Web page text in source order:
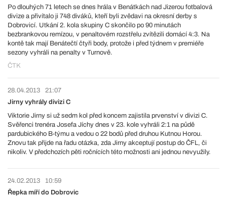
Po dlouhých 71 letech se dnes hrála v Benátkách nad Jizerou fotbalová
divize a přivítalo ji 748 diváků, kteří byli zvědavi na okresní derby s
Dobrovicí. Utkání 2. kola skupiny C skončilo po 90 minutách
bezbrankovou remízou, v penaltovém rozstřelu zvítězili domácí 4:3. Na
kontě tak mají Benátečtí čtyři body, protože i před týdnem v premiéře
sezony vyhráli na penalty v Turnově.
ČTK
28.04.2013
21:07
Jirny vyhrály divizi C
Viktorie Jirny si už sedm kol před koncem zajistila prvenství v divizi C.
Svěřenci trenéra Josefa Jíchy dnes v 23. kole vyhráli 2:1 na půdě
pardubického B-týmu a vedou o 22 bodů před druhou Kutnou Horou.
Znovu tak přijde na řadu otázka, zda Jirny akceptují postup do ČFL, či
nikoliv. V předchozích pěti ročnících této možnosti ani jednou nevyužily.
24.02.2013
10:59
Řepka míří do Dobrovic